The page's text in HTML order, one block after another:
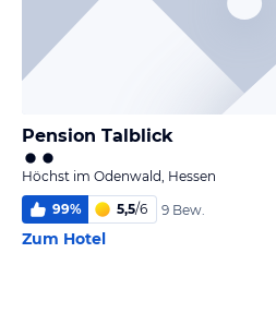
Pension Talblick
Höchst im Odenwald, Hessen
99% 5,5/6 9 Bew.
Zum Hotel